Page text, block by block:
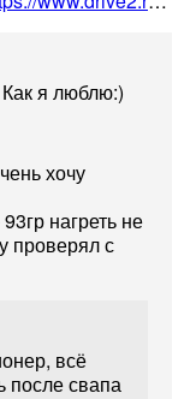
я люблю:)
хочу
нагреть не
проверял с
всё
после свапа